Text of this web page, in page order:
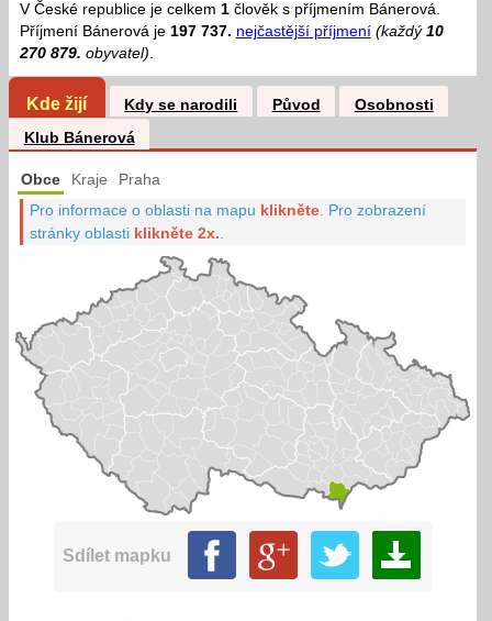
V České republice je celkem 1člověk s příjmením Bánerová.
Příjmení Bánerová je 197 737. nejčastější příjmení (každý 10
270 879. obyvatel).
Kde žijí Kdy se narodili Původ
Osobnosti
Klub Bánerová
Obce Kraje Praha
Pro informace o oblasti na mapu klikněte Pro zobrazení
stránky oblasti klikněte 2x.
Sdílet mapku